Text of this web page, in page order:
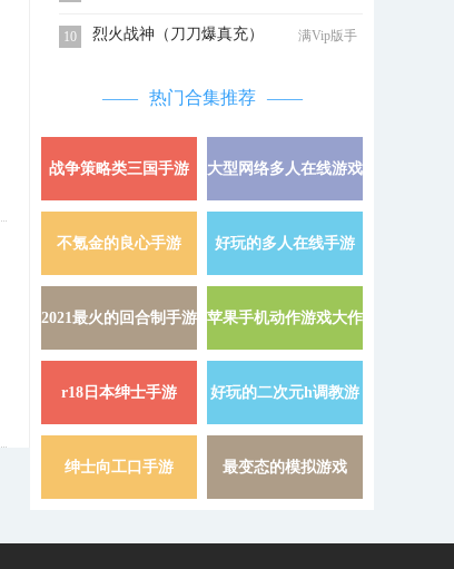
10 烈火战神（刀刀爆真充）
满Vip版手
热门合集推荐
战争策略类三国手游 详情 »
大型网络多人在线游戏
不氪金的良心手游 详情 »
好玩的多人在线手游
2021最火的回合制手游 详情 »
苹果手机动作游戏大作
r18日本绅士手游 详情 »
好玩的二次元h调教游
戏
绅士向工口手游 详情 »
最变态的模拟游戏